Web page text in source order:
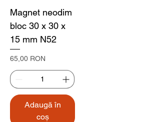
Magnet neodim
bloc 30 x 30 x
15 mm N52
Preț
65,00 RON
Adaugă în
coș